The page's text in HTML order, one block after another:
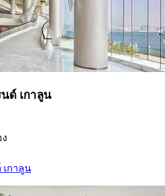
ด์ เกาลูน
เกาลูน